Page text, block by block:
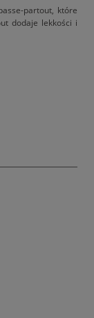
partout, które
dodaje lekkości i